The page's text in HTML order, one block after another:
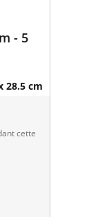
- 5
28.5 cm
cette